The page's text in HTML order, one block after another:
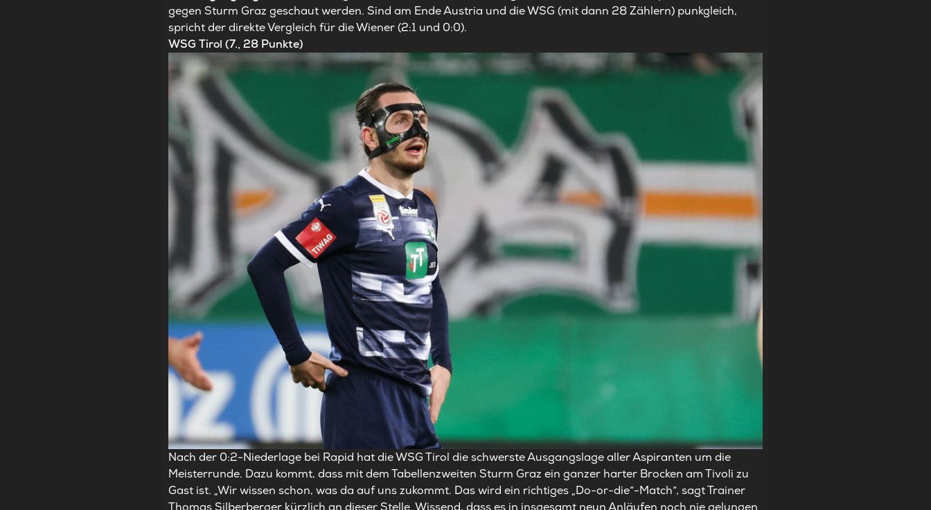
gegen Sturm Graz geschaut werden. Sind am Ende Austria und die WSG (mit dann 28 Zählern) punkgleich,
spricht der direkte Vergleich für die Wiener (2:1 und 0:0).
WSG Tirol (7., 28 Punkte)
Nach der 0:2-Niederlage bei Rapid hat die WSG Tirol die schwerste Ausgangslage aller Aspiranten um die
Meisterrunde. Dazu kommt, dass mit dem Tabellenzweiten Sturm Graz ein ganzer harter Brocken am Tivoli zu
Gast ist. „Wir wissen schon, was da auf uns zukommt. Das wird ein richtiges „Do-or-die“-Match“, sagt Trainer
Thomas Silberberger kürzlich an dieser Stelle. Wissend, dass es in insgesamt neun Anläufen noch nie gelungen